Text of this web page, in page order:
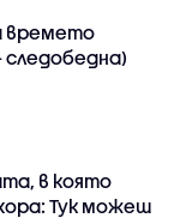
времето
следобедна)
в която
Тук можеш